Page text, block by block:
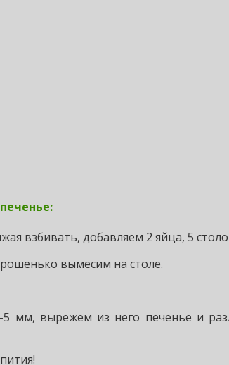
взбивать, добавляем 2 яйца, 5
вымесим на столе.
5 мм, вырежем из него печенье и